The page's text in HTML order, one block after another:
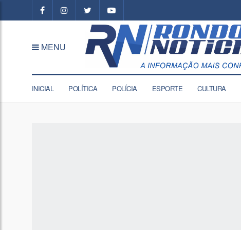
MENU
INICIAL POLÍTICA POLÍCIA ESPORTE CULTURA